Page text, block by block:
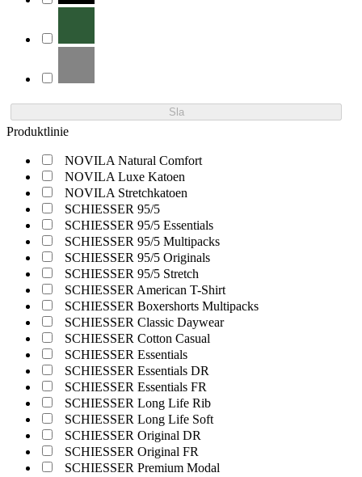
Sla
Produktlinie
NOVILA Natural Comfort
NOVILA Luxe Katoen
NOVILA Stretchkatoen
SCHIESSER 95/5
SCHIESSER 95/5 Essentials
SCHIESSER 95/5 Multipacks
SCHIESSER 95/5 Originals
SCHIESSER 95/5 Stretch
SCHIESSER American T-Shirt
SCHIESSER Boxershorts Multipacks
SCHIESSER Classic Daywear
SCHIESSER Cotton Casual
SCHIESSER Essentials
SCHIESSER Essentials DR
SCHIESSER Essentials FR
SCHIESSER Long Life Rib
SCHIESSER Long Life Soft
SCHIESSER Original DR
SCHIESSER Original FR
SCHIESSER Premium Modal